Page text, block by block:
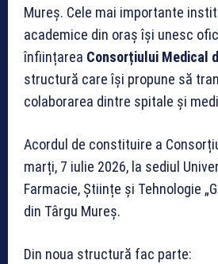
Mureș. Cele mai importante
academice din oraș își unesc
înființarea Consorțiului Medical
structură care își propune să
colaborarea dintre spitale și
Acordul de constituire a
marți, 7 iulie 2026, la sediul
Farmacie, Științe și Tehnologie
din Târgu Mureș.
Din noua structură fac parte: